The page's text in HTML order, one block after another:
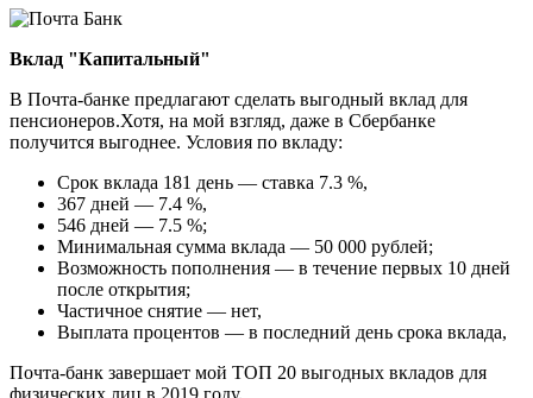
Вклад "Капитальный"
В Почта-банке предлагают сделать выгодный вклад для
пенсионеров.Хотя, на мой взгляд, даже в Сбербанке
получится выгоднее. Условия по вкладу:
Срок вклада 181 день — ставка 7.3 %,
367 дней — 7.4 %,
546 дней — 7.5 %;
Минимальная сумма вклада — 50 000 рублей;
Возможность пополнения — в течение первых 10 дней
после открытия;
Частичное снятие — нет,
Выплата процентов — в последний день срока вклада,
Почта-банк завершает мой ТОП 20 выгодных вкладов для